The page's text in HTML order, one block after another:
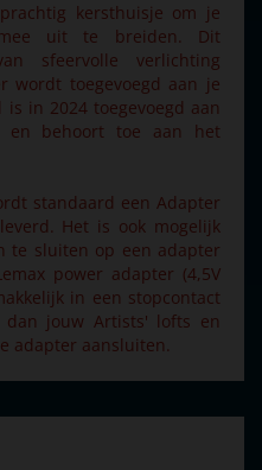
kersthuisje om je
uit te breiden. Dit
sfeervolle verlichting
wordt toegevoegd aan je
in 2024 toegevoegd aan
en behoort toe aan het
standaard een Adapter
Het is ook mogelijk
te sluiten op een adapter
power adapter (4,5V
in een stopcontact
jouw Artists' lofts en
adapter aansluiten.